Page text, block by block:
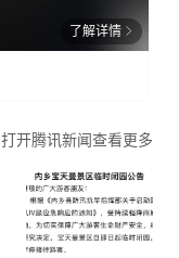
了解详情
打开腾讯新闻查看更多